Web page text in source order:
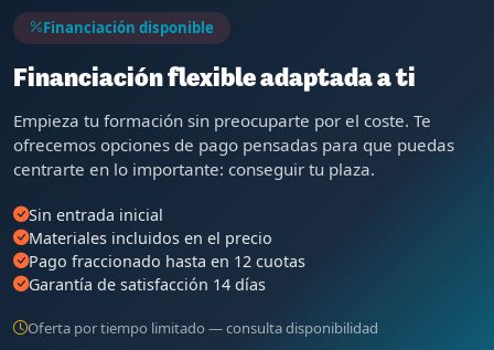
Financiación disponible
Financiación flexible adaptada a ti
Empieza tu formación sin preocuparte por el coste. Te
ofrecemos opciones de pago pensadas para que puedas
centrarte en lo importante: conseguir tu plaza.
Sin entrada inicial
Materiales incluidos en el precio
Pago fraccionado hasta en 12 cuotas
Garantía de satisfacción 14 días
Oferta por tiempo limitado — consulta disponibilidad